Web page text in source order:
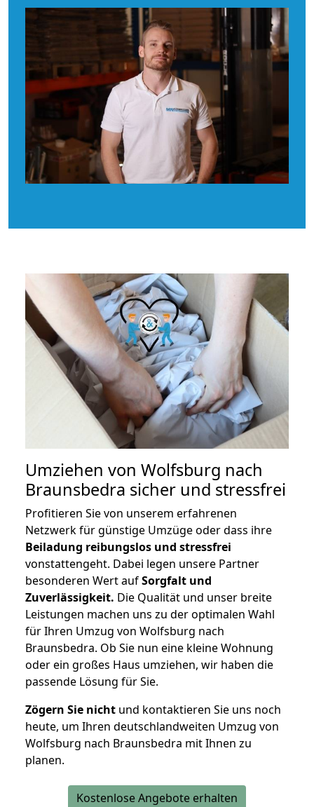
Umziehen von Wolfsburg nach
Braunsbedra sicher und stressfrei
Profitieren Sie von unserem erfahrenen
Netzwerk für günstige Umzüge oder dass ihre
Beiladung reibungslos und stressfrei
vonstattengeht. Dabei legen unsere Partner
besonderen Wert aufSorgfalt und
Zuverlässigkeit. Die Qualität und unser breite
Leistungen machen uns zu der optimalen Wahl
für Ihren Umzug von Wolfsburg nach
Braunsbedra. Ob Sie nun eine kleine Wohnung
oder ein großes Haus umziehen, wir haben die
passende Lösung für Sie.
Zögern Sie nicht und kontaktieren Sie uns noch
heute, um Ihren deutschlandweiten Umzug von
Wolfsburg nach Braunsbedra mit Ihnen zu
planen.
Kostenlose Angebote erhalten